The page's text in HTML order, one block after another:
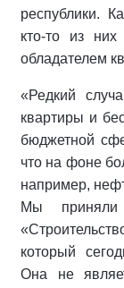
республики.
кто-то из
обладателем
«Редкий
квартиры и
бюджетной
что на фоне
например,
Мы приняли
который
Она не